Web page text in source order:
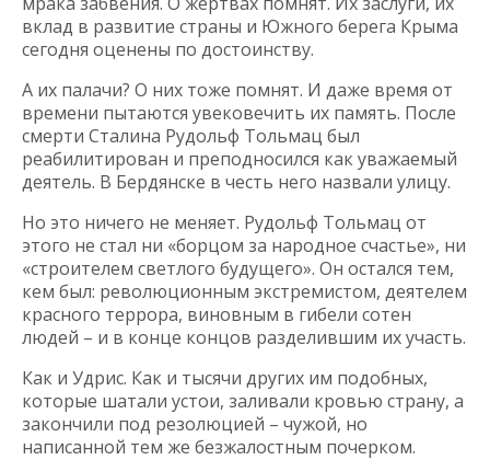
вклад в развитие страны и Южного берега Крыма
сегодня оценены по достоинству.
А их палачи? О них тоже помнят. И даже время от
времени пытаются увековечить их память. После
смерти Сталина Рудольф Тольмац был
реабилитирован и преподносился как уважаемый
деятель. В Бердянске в честь него назвали улицу.
Но это ничего не меняет. Рудольф Тольмац от
этого не стал ни «борцом за народное счастье», ни
«строителем светлого будущего». Он остался тем,
кем был: революционным экстремистом, деятелем
красного террора, виновным в гибели сотен
людей – и в конце концов разделившим их участь.
Как и Удрис. Как и тысячи других им подобных,
которые шатали устои, заливали кровью страну, а
закончили под резолюцией – чужой, но
написанной тем же безжалостным почерком.